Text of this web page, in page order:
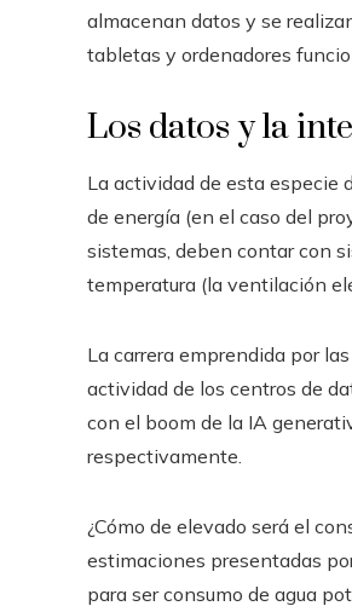
almacenan datos y se
tabletas y ordenadores
Los datos y la
La actividad de esta especie
de energía (en el caso del
sistemas, deben contar con
temperatura (la ventilación
La carrera emprendida por
actividad de los centros de
con el boom de la IA
respectivamente.
¿Cómo de elevado será el
estimaciones presentadas
para ser consumo de agua